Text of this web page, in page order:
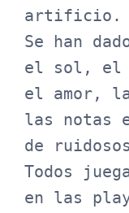
artificio.
Se han
el sol, el
el amor,
las notas
de
Todos
en las